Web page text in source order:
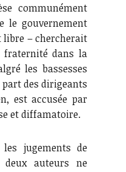
communément
le gouvernement
libre – chercherait
fraternité dans la
les bassesses
part des dirigeants
est accusée par
et diffamatoire.
jugements de
auteurs ne